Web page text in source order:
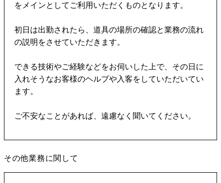
をメインとしてご利用いただくものとなります。
初日は出勤されたら、道具の場所の確認と業務の流れ
の説明をさせていただきます。
できる技術やご経験などをお伺いした上で、その日に
入れそうなお客様のヘルプや入客をしていただいてい
ます。
ご不安なことがあれば、遠慮なく聞いてください。
その他業務に関して